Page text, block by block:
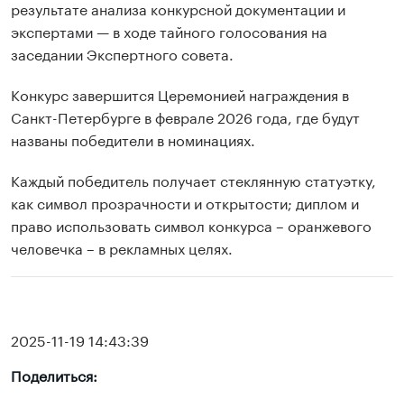
результате анализа конкурсной документации и
экспертами — в ходе тайного голосования на
заседании Экспертного совета.
Конкурс завершится Церемонией награждения в
Санкт-Петербурге в феврале 2026 года, где будут
названы победители в номинациях.
Каждый победитель получает стеклянную статуэтку,
как символ прозрачности и открытости; диплом и
право использовать символ конкурса – оранжевого
человечка – в рекламных целях.
2025-11-19 14:43:39
Поделиться: